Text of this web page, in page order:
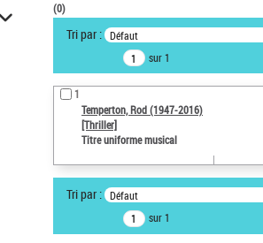
VOTRE RECHERCHE
Recherche avancée dans les
notices d’autorité
Œuvres liées à l'auteur :
Temperton, Rod (1947-2016)
Sauvegarder votre recherche
AFFINER
Type de notice d'autorité
(0)
Tri par : Défaut
sur 1
1
Temperton, Rod (1947-2016)
[Thriller]
Titre uniforme musical
Tri par : Défaut
sur 1